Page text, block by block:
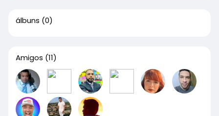
álbuns (0)
Amigos (11)